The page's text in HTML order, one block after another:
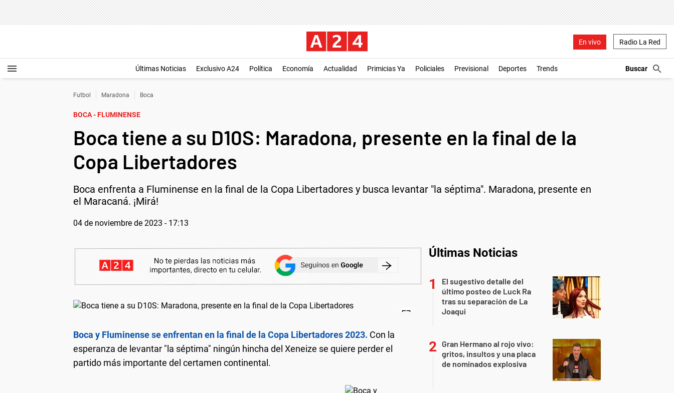
En vivo Radio La Red
Últimas Noticias Exclusivo A24 Política Economía Actualidad Primicias Ya Policiales Previsional Deportes Trends
Futbol Maradona Boca
BOCA - FLUMINENSE
Boca tiene a su D10S: Maradona, presente en la final de la
Copa Libertadores
Boca enfrenta a Fluminense en la final de la Copa Libertadores y busca levantar "la séptima". Maradona, presente en
el Maracaná. ¡Mirá!
04 de noviembre de 2023 - 17:13
Boca y Fluminense se enfrentan en la final de la Copa Libertadores 2023. Con la
esperanza de levantar "la séptima" ningún hincha del Xeneize se quiere perder el
partido más importante del certamen continental.
Últimas Noticias
El sugestivo detalle del
último posteo de Luck Ra
tras su separación de La
Joaqui
Gran Hermano al rojo vivo:
gritos, insultos y una placa
de nominados explosiva